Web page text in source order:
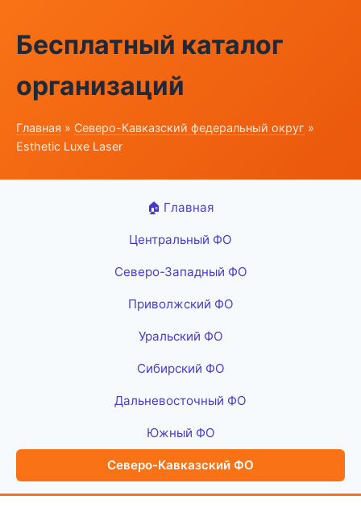
Бесплатный каталог
организаций
Главная » Северо-Кавказский федеральный округ »
Esthetic Luxe Laser
🏠 Главная
Центральный ФО
Северо-Западный ФО
Приволжский ФО
Уральский ФО
Сибирский ФО
Дальневосточный ФО
Южный ФО
Северо-Кавказский ФО